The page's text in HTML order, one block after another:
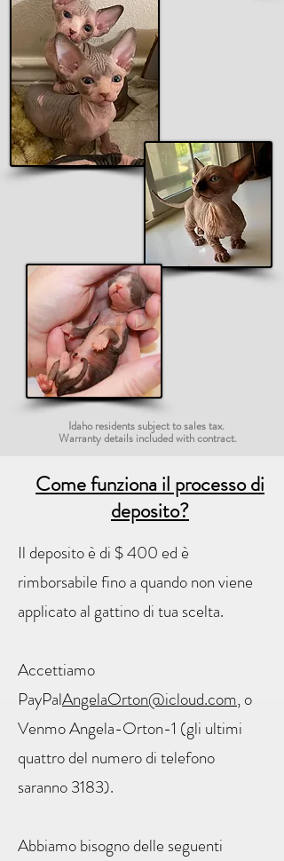
Idaho residents subject to sales tax.
Warranty details included with contract.
Come funziona il processo di
deposito?
Il deposito è di $ 400 ed è
rimborsabile fino a quando non viene
applicato al gattino di tua scelta.
Accettiamo
PayPalAngelaOrton@icloud.com, o
Venmo Angela-Orton-1 (gli ultimi
quattro del numero di telefono
saranno 3183).
Abbiamo bisogno delle seguenti